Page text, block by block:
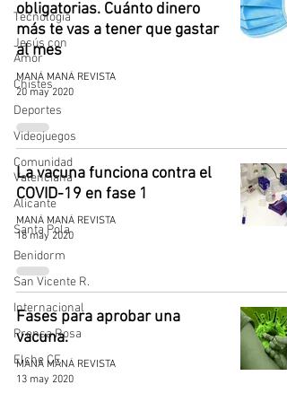
Tecnología
Jesús con
Amor
Chistes
Deportes
Videojuegos
Comunidad
Valenciana
Alicante
Santa Pola
Benidorm
San Vicente R.
Internacional
Prensa Rosa
Elche CF.
obligatorias. Cuánto dinero
más te vas a tener que gastar
al mes
MANÁ MANÁ REVISTA
20 may 2020
La vacuna funciona contra el
COVID-19 en fase 1
MANÁ MANÁ REVISTA
18 may 2020
Fases para aprobar una
vacuna.
MANÁ MANÁ REVISTA
13 may 2020